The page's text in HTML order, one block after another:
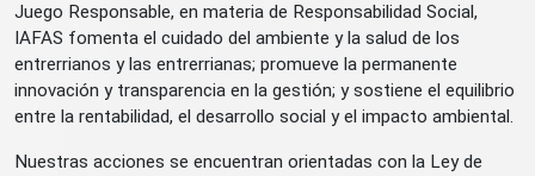
Juego Responsable, en materia de Responsabilidad Social,
IAFAS fomenta el cuidado del ambiente y la salud de los
entrerrianos y las entrerrianas; promueve la permanente
innovación y transparencia en la gestión; y sostiene el equilibrio
entre la rentabilidad, el desarrollo social y el impacto ambiental.
Nuestras acciones se encuentran orientadas con la Ley de